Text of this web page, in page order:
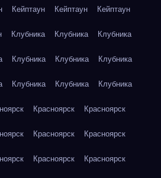
Кейптаун Кейптаун Кейптаун
Клубника Клубника Клубника
Клубника Клубника Клубника
Клубника Клубника Клубника
Красноярск Красноярск
Красноярск Красноярск
Красноярск Красноярск